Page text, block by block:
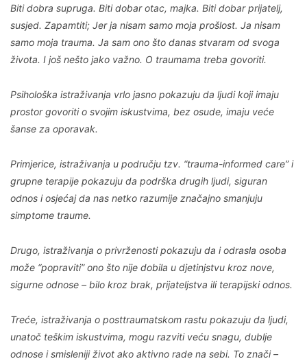
Biti dobra supruga. Biti dobar otac, majka. Biti dobar prijatelj,
susjed. Zapamtiti; Jer ja nisam samo moja prošlost. Ja nisam
samo moja trauma. Ja sam ono što danas stvaram od svoga
života. I još nešto jako važno. O traumama treba govoriti.
Psihološka istraživanja vrlo jasno pokazuju da ljudi koji imaju
prostor govoriti o svojim iskustvima, bez osude, imaju veće
šanse za oporavak.
Primjerice, istraživanja u području tzv. “trauma-informed care” i
grupne terapije pokazuju da podrška drugih ljudi, siguran
odnos i osjećaj da nas netko razumije značajno smanjuju
simptome traume.
Drugo, istraživanja o privrženosti pokazuju da i odrasla osoba
može “popraviti” ono što nije dobila u djetinjstvu kroz nove,
sigurne odnose – bilo kroz brak, prijateljstva ili terapijski odnos.
Treće, istraživanja o posttraumatskom rastu pokazuju da ljudi,
unatoč teškim iskustvima, mogu razviti veću snagu, dublje
odnose i smisleniji život ako aktivno rade na sebi. To znači –